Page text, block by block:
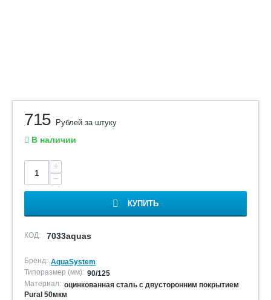
715 Рублей за штуку
В наличии
+
−
КУПИТЬ
КОД: 7033aquas
Бренд: AquaSystem
Типоразмер (мм): 90/125
Материал: оцинкованная сталь с двусторонним покрытием
Pural 50мкм